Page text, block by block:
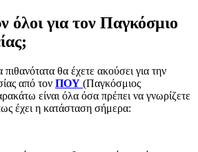
όλοι για τον Παγκόσμιο
θα έχετε ακούσει για την
από τον ΠΟΥ (Παγκόσμιος
είναι όλα όσα πρέπει να γνωρίζετε
έχει η κατάσταση σήμερα: